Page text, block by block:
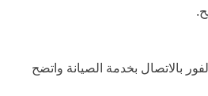
بالاتصال بخدمة الصيانة واتضح